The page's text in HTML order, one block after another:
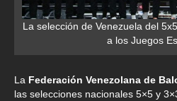
La selección de Venezuela del
a los Juegos
La Federación Venezolana de
las selecciones nacionales 5×5 y